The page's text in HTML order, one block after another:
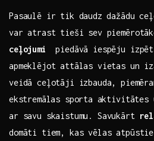
Pasaulē ir tik daudz ⁤dažādu
var atrast tieši sev
ceļojumi
piedāvā iespēju
apmeklējot‍ attālas ‌vietas un
‌veidā ceļotāji izbauda,
⁢ekstremālas sporta ⁣aktivitātes
ar savu skaistumu. Savukārt
domāti tiem, kas vēlas